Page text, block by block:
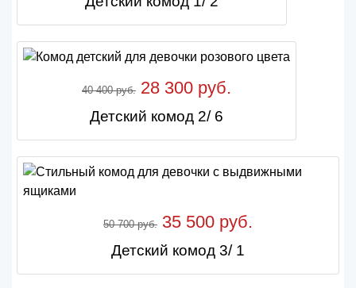
40 400 руб. 28 300 руб.
Детский комод 2/ 6
50 700 руб. 35 500 руб.
Детский комод 3/ 1